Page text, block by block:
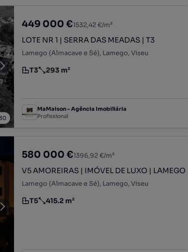
449 000 €1532,42 €/m²
LOTE NR 1 | SERRA DAS MEADAS | T3
Lamego (Almacave e Sé), Lamego, Viseu
Tipologia
T3
Preço por metro quadrado
293 m²
MaMaison - Agência Imobiliária
Profissional
580 000 €1396,92 €/m²
V5 AMOREIRAS | IMÓVEL DE LUXO | LAMEGO
Lamego (Almacave e Sé), Lamego, Viseu
Tipologia
T5
Preço por metro quadrado
415.2 m²